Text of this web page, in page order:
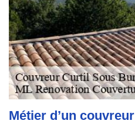
Métier d’un couvreur